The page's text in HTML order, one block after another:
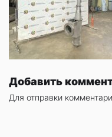
Добавить
Для отправки